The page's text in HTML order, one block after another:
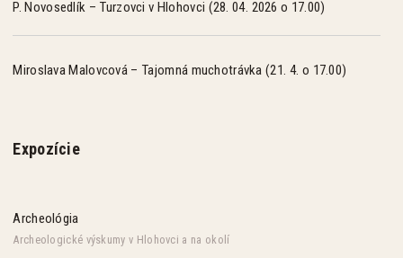
P. Novosedlík – Turzovci v Hlohovci (28. 04. 2026 o 17.00)
Miroslava Malovcová – Tajomná muchotrávka (21. 4. o 17.00)
Expozície
Archeológia
Archeologické výskumy v Hlohovci a na okolí